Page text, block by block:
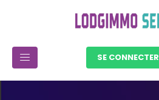
SE CONNECTER